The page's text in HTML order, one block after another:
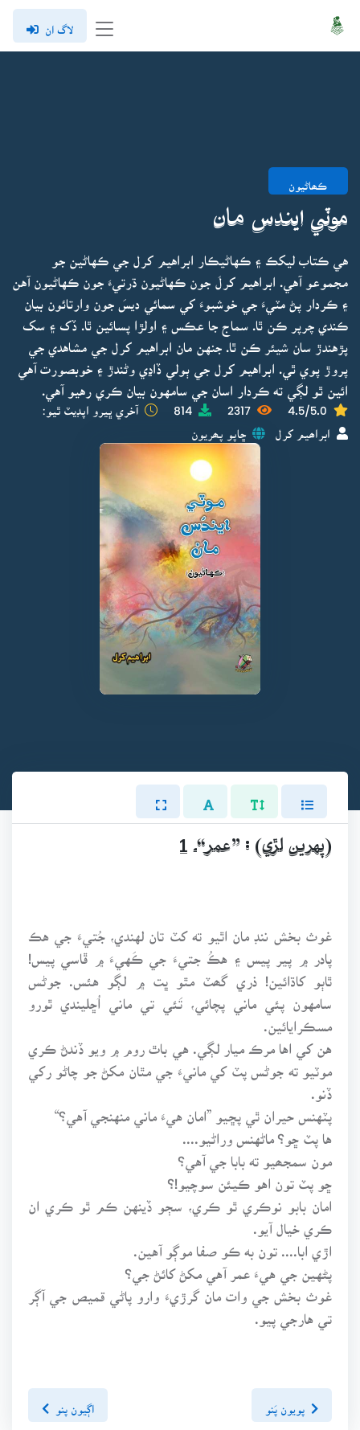
لاگ ان
ڪھاڻيون
موٽي ايندس مان
هي ڪتاب ليکڪ ۽ ڪهاڻيڪار ابراهيم کرل جي ڪهاڻين جو
مجموعو آهي. ابراهيم کرلَ جون ڪهاڻيون ڌرتيءَ جون ڪهاڻيون آهن
۽ ڪردار پڻ مٽيءَ جي خوشبوءَ کي سمائي ديسَ جون وارتائون بيان
ڪندي چرپر ڪن ٿا. سماج جا عڪس ۽ اولڙا پسائين ٿا. ڏک ۽ سک
پڙهندڙ سان شيئر ڪن ٿا. جنهن مان ابراهيم کرل جي مشاهدي جي
پروڙ پوي ٿي. ابراهيم کرل جي ٻولي ڏاڍي وڻندڙ ۽ خوبصورت آهي
ائين ٿو لڳي ته ڪردار اسان جي سامهون بيان ڪري رهيو آهي.
4.5/5.0
2317
814 آخري ڀيرو اپڊيٽ ٿيو:
ابراھيم کرل ڇاپو پھريون
(پهرين لڙي) : ”عمر“ـ 1
غوث بخش ننڊ مان اٿيو ته کٽ تان لهندي، جُتيءَ جي هڪ
پادر ۾ پير پيس ۽ هڪُ جتيءَ جي ڪَهيءَ ۾ ڦاسي پيس!
ٿاٻو کاڌائين! ذري گھٽ مٿو ڀت ۾ لڳو هئس. جوڻس
سامهون پئي ماني پچائي، تَئي تي ماني اُڇليندي ٿورو
مسڪرايائين.
هن کي اها مرڪ ميار لڳي. هي باٿ روم ۾ ويو ڏندڻ ڪري
موٽيو ته جوڻس پٽ کي مانيءَ جي مٿان مکڻ جو چاڻو رکي
ڏنو.
پٽهنس حيران ٿي پڇيو ”امان هيءَ ماني منهنجي آهي؟“
ها پٽ ڇو؟ ماڻهنس وراڻيو....
مون سمجھيو ته بابا جي آهي؟
ڇو پٽ تون اهو ڪيئن سوچيو!؟
امان بابو نوڪري ٿو ڪري، سڄو ڏينهن ڪم ٿو ڪري ان
ڪري خيال آيو.
اڙي ابا.... تون به ڪو صفا موڳو آهين.
پڻهين جي هيءَ عمر آهي مکڻ کائڻ جي؟
غوث بخش جي وات مان گرڙيءَ وارو پاڻي قميص جي آڳر
تي هارجي پيو.
پويون پَنو اڳيون پنو